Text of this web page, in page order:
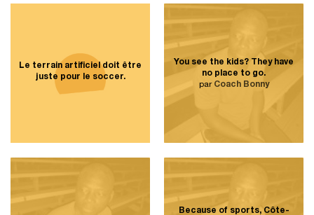
Le terrain artificiel doit être
juste pour le soccer.
You see the kids? They have
no place to go.
par Coach Bonny
Because of sports, Côte-